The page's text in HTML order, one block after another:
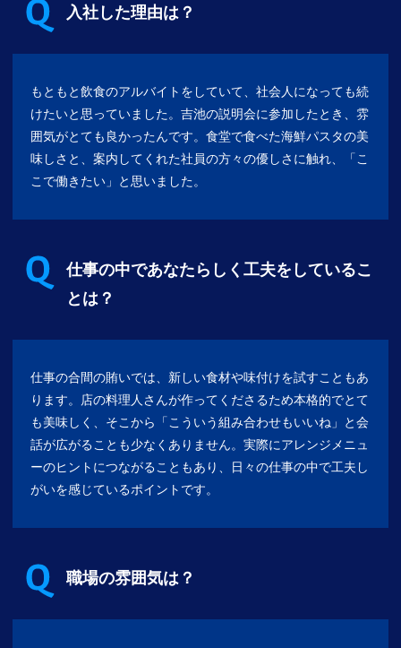
入社した理由は？
もともと飲食のアルバイトをしていて、社会人になっても続
けたいと思っていました。吉池の説明会に参加したとき、雰
囲気がとても良かったんです。食堂で食べた海鮮パスタの美
味しさと、案内してくれた社員の方々の優しさに触れ、「こ
こで働きたい」と思いました。
仕事の中であなたらしく工夫をしているこ
とは？
仕事の合間の賄いでは、新しい食材や味付けを試すこともあ
ります。店の料理人さんが作ってくださるため本格的でとて
も美味しく、そこから「こういう組み合わせもいいね」と会
話が広がることも少なくありません。実際にアレンジメニュ
ーのヒントにつながることもあり、日々の仕事の中で工夫し
がいを感じているポイントです。
職場の雰囲気は？